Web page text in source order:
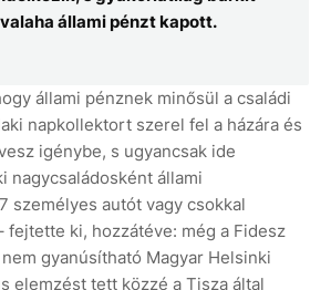
állami pénzt kapott.
állami pénznek minősül a családi
napkollektort szerel fel a házára és
igénybe, s ugyancsak ide
nagycsaládosként állami
személyes autót vagy csokkal
fejtette ki, hozzátéve: még a Fidesz
gyanúsítható Magyar Helsinki
elemzést tett közzé a Tisza által